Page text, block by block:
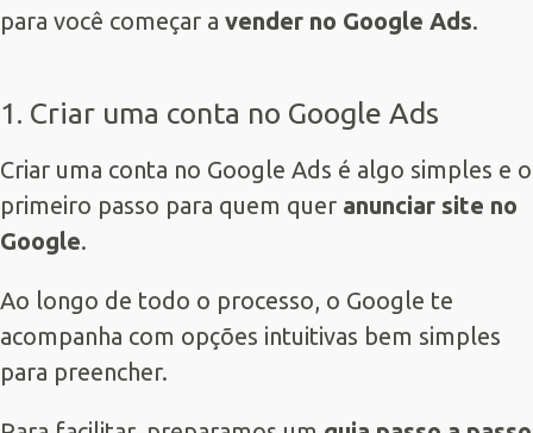
para você começar a vender no Google Ads.
1. Criar uma conta no Google Ads
Criar uma conta no Google Ads é algo simples e o
primeiro passo para quem quer anunciar site no
Google.
Ao longo de todo o processo, o Google te
acompanha com opções intuitivas bem simples
para preencher.